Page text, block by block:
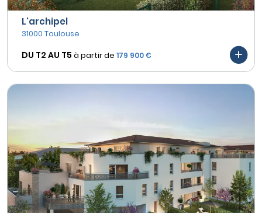
L'archipel
31000 Toulouse
DU T2 AU T5 à partir de 179 900 €